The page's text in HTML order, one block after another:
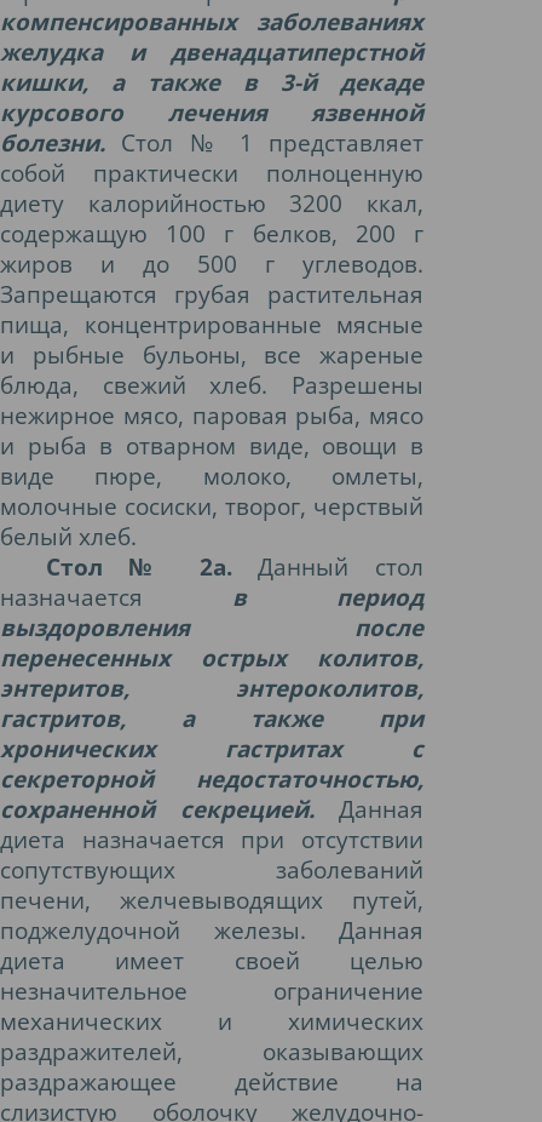
компенсированных заболеваниях
желудка и двенадцатиперстной
кишки, а также в 3-й декаде
курсового лечения язвенной
болезни. Стол № 1 представляет
собой практически полноценную
диету калорийностью 3200 ккал,
содержащую 100 г белков, 200 г
жиров и до 500 г углеводов.
Запрещаются грубая растительная
пища, концентрированные мясные
и рыбные бульоны, все жареные
блюда, свежий хлеб. Разрешены
нежирное мясо, паровая рыба, мясо
и рыба в отварном виде, овощи в
виде пюре, молоко, омлеты,
молочные сосиски, творог, черствый
белый хлеб.
Стол № 2а.
Данный стол
назначается
в период
выздоровления после
перенесенных острых колитов,
энтеритов, энтероколитов,
гастритов, а также при
хронических гастритах с
секреторной недостаточностью,
сохраненной секрецией.
Данная
диета назначается при отсутствии
сопутствующих заболеваний
печени, желчевыводящих путей,
поджелудочной железы. Данная
диета имеет своей целью
незначительное ограничение
механических и химических
раздражителей, оказывающих
раздражающее действие на
слизистую оболочку желудочно-